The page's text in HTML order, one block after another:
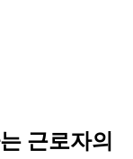
근로자의